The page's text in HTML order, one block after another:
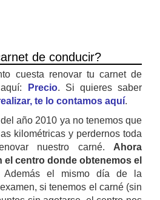
de conducir?
cuesta renovar tu carnet de
Precio. Si quieres saber
te lo contamos aquí.
año 2010 ya no tenemos que
kilométricas y perdernos toda
nuestro carné. Ahora
el centro donde obtenemos el
Además el mismo día de la
si tenemos el carné (sin